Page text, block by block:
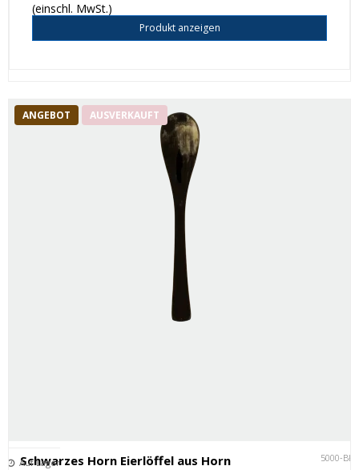
(einschl. MwSt.)
Produkt anzeigen
ANGEBOT AUSVERKAUFT
Schwarzes Horn Eierlöffel aus Horn 5000-BK
Auf Lager